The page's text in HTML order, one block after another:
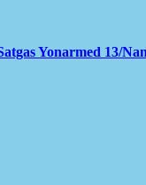
Yonarmed 13/